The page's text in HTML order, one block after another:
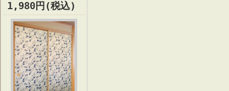
1,980円(税込)